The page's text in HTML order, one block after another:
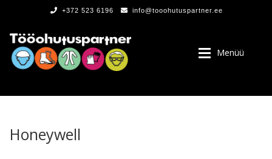
+372 523 6196 info@tooohutuspartner.ee
Menüü
Honeywell